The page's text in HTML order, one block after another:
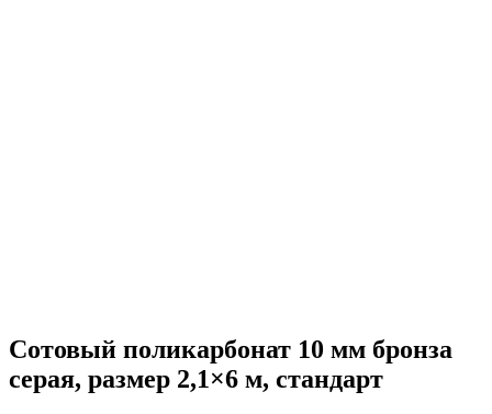
Сотовый поликарбонат 10 мм бронза
серая, размер 2,1×6 м, стандарт